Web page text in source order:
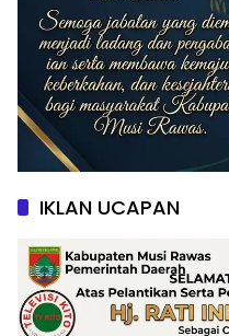
IKLAN UCAPAN